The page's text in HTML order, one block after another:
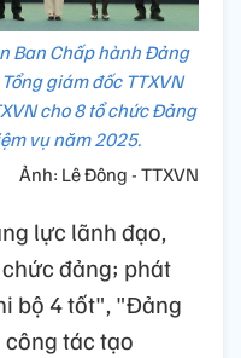
Ban Chấp hành Đảng
giám đốc TTXVN
cho 8 tổ chức Đảng
vụ năm 2025.
Ảnh: Lê Đông - TTXVN
lực lãnh đạo,
đảng; phát
bộ 4 tốt", "Đảng
tác tạo